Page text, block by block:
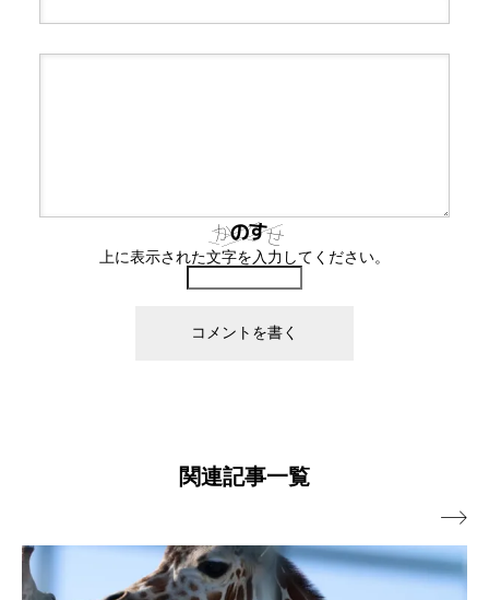
上に表示された文字を入力してください。
関連記事一覧
